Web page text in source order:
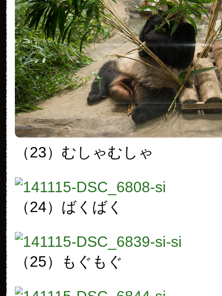
（23）むしゃむしゃ
（24）ばくばく
（25）もぐもぐ